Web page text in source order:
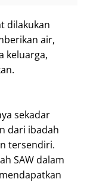
dilakukan
air,
keluarga,
sekadar
dari ibadah
tersendiri.
SAW dalam